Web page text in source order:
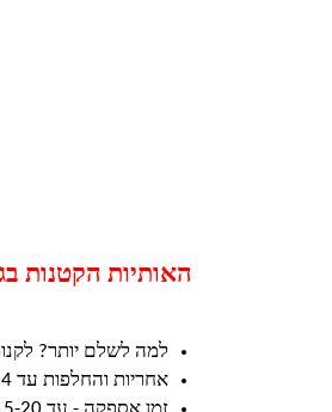
האותיות הקטנות
למה לשלם יותר?
אחריות והחלפות עד 14 ימים מקבלת המוצר